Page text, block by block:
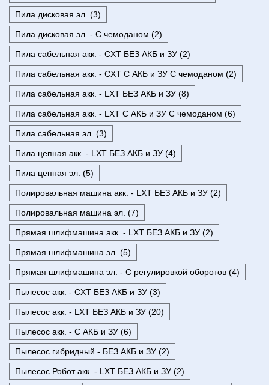
Пила дисковая эл. (3)
Пила дисковая эл. - С чемоданом (2)
Пила сабельная акк. - CXT БЕЗ АКБ и ЗУ (2)
Пила сабельная акк. - CXT С АКБ и ЗУ С чемоданом (2)
Пила сабельная акк. - LXT БЕЗ АКБ и ЗУ (8)
Пила сабельная акк. - LXT С АКБ и ЗУ С чемоданом (6)
Пила сабельная эл. (3)
Пила цепная акк. - LXT БЕЗ АКБ и ЗУ (4)
Пила цепная эл. (5)
Полировальная машина акк. - LXT БЕЗ АКБ и ЗУ (2)
Полировальная машина эл. (7)
Прямая шлифмашина акк. - LXT БЕЗ АКБ и ЗУ (2)
Прямая шлифмашина эл. (5)
Прямая шлифмашина эл. - С регулировкой оборотов (4)
Пылесос акк. - CXT БЕЗ АКБ и ЗУ (3)
Пылесос акк. - LXT БЕЗ АКБ и ЗУ (20)
Пылесос акк. - С АКБ и ЗУ (6)
Пылесос гибридный - БЕЗ АКБ и ЗУ (2)
Пылесос Робот акк. - LXT БЕЗ АКБ и ЗУ (2)